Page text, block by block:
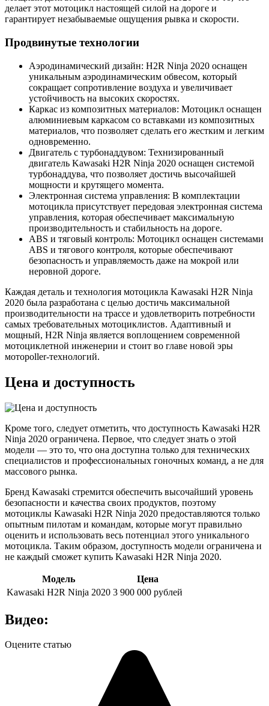
делает этот мотоцикл настоящей силой на дороге и
гарантирует незабываемые ощущения рывка и скорости.
Продвинутые технологии
Аэродинамический дизайн: H2R Ninja 2020 оснащен
уникальным аэродинамическим обвесом, который
сокращает сопротивление воздуха и увеличивает
устойчивость на высоких скоростях.
Каркас из композитных материалов: Мотоцикл оснащен
алюминиевым каркасом со вставками из композитных
материалов, что позволяет сделать его жестким и легким
одновременно.
Двигатель с турбонаддувом: Технизированный
двигатель Kawasaki H2R Ninja 2020 оснащен системой
турбонаддува, что позволяет достичь высочайшей
мощности и крутящего момента.
Электронная система управления: В комплектации
мотоцикла присутствует передовая электронная система
управления, которая обеспечивает максимальную
производительность и стабильность на дороге.
ABS и тяговый контроль: Мотоцикл оснащен системами
ABS и тягового контроля, которые обеспечивают
безопасность и управляемость даже на мокрой или
неровной дороге.
Каждая деталь и технология мотоцикла Kawasaki H2R Ninja
2020 была разработана с целью достичь максимальной
производительности на трассе и удовлетворить потребности
самых требовательных мотоциклистов. Адаптивный и
мощный, H2R Ninja является воплощением современной
мотоциклетной инженерии и стоит во главе новой эры
моторoller-технологий.
Цена и доступность
Кроме того, следует отметить, что доступность Kawasaki H2R
Ninja 2020 ограничена. Первое, что следует знать о этой
модели — это то, что она доступна только для технических
специалистов и профессиональных гоночных команд, а не для
массового рынка.
Бренд Kawasaki стремится обеспечить высочайший уровень
безопасности и качества своих продуктов, поэтому
мотоциклы Kawasaki H2R Ninja 2020 предоставляются только
опытным пилотам и командам, которые могут правильно
оценить и использовать весь потенциал этого уникального
мотоцикла. Таким образом, доступность модели ограничена и
не каждый сможет купить Kawasaki H2R Ninja 2020.
Модель
Цена
Kawasaki H2R Ninja 2020 3 900 000 рублей
Видео:
Оцените статью